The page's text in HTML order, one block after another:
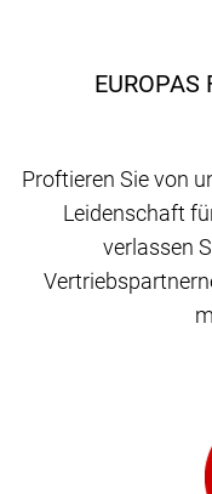
EUROPAS
Proftieren Sie von
Leidenschaft
verlassen